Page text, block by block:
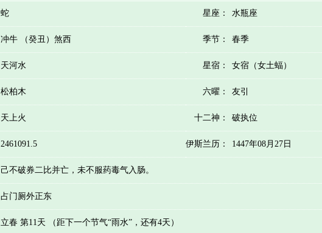
蛇 星座： 水瓶座
冲牛 （癸丑）煞西 季节： 春季
天河水 星宿： 女宿（女土蝠）
松柏木 六曜： 友引
天上火 十二神： 破执位
2461091.5 伊斯兰历： 1447年08月27日
己不破券二比并亡，未不服药毒气入肠。
占门厕外正东
立春 第11天 （距下一个节气“雨水”，还有4天）